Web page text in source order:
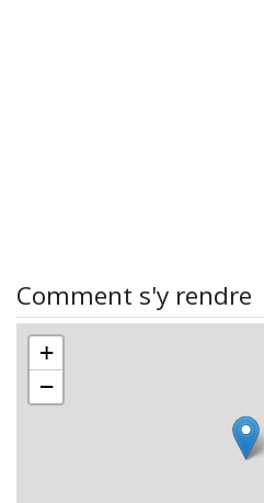
Comment s'y rendre
+
−